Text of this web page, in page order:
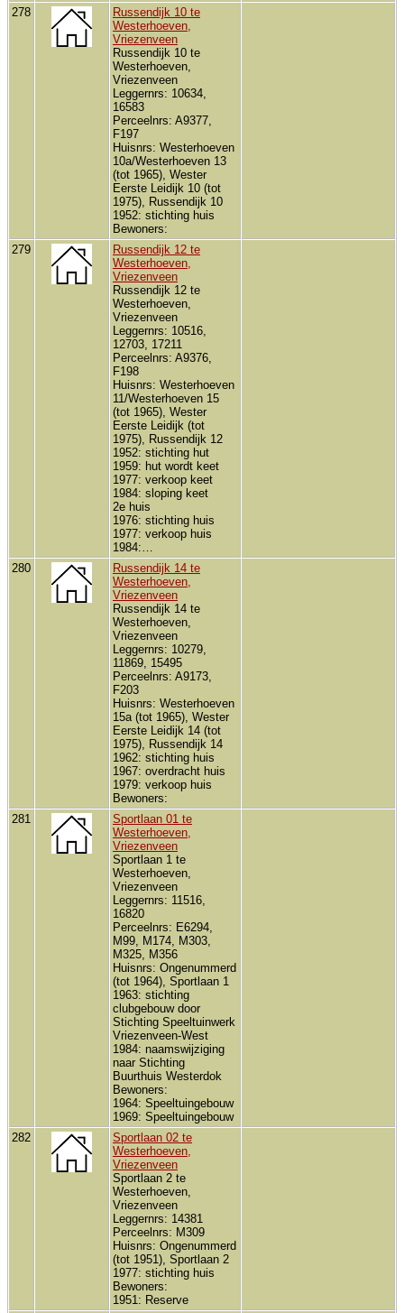
278
Russendijk 10 te
Westerhoeven,
Vriezenveen
Russendijk 10 te
Westerhoeven,
Vriezenveen
Leggernrs: 10634,
16583
Perceelnrs: A9377,
F197
Huisnrs: Westerhoeven
10a/Westerhoeven 13
(tot 1965), Wester
Eerste Leidijk 10 (tot
1975), Russendijk 10
1952: stichting huis
Bewoners:
279
Russendijk 12 te
Westerhoeven,
Vriezenveen
Russendijk 12 te
Westerhoeven,
Vriezenveen
Leggernrs: 10516,
12703, 17211
Perceelnrs: A9376,
F198
Huisnrs: Westerhoeven
11/Westerhoeven 15
(tot 1965), Wester
Eerste Leidijk (tot
1975), Russendijk 12
1952: stichting hut
1959: hut wordt keet
1977: verkoop keet
1984: sloping keet
2e huis
1976: stichting huis
1977: verkoop huis
1984:…
280
Russendijk 14 te
Westerhoeven,
Vriezenveen
Russendijk 14 te
Westerhoeven,
Vriezenveen
Leggernrs: 10279,
11869, 15495
Perceelnrs: A9173,
F203
Huisnrs: Westerhoeven
15a (tot 1965), Wester
Eerste Leidijk 14 (tot
1975), Russendijk 14
1962: stichting huis
1967: overdracht huis
1979: verkoop huis
Bewoners:
281
Sportlaan 01 te
Westerhoeven,
Vriezenveen
Sportlaan 1 te
Westerhoeven,
Vriezenveen
Leggernrs: 11516,
16820
Perceelnrs: E6294,
M99, M174, M303,
M325, M356
Huisnrs: Ongenummerd
(tot 1964), Sportlaan 1
1963: stichting
clubgebouw door
Stichting Speeltuinwerk
Vriezenveen-West
1984: naamswijziging
naar Stichting
Buurthuis Westerdok
Bewoners:
1964: Speeltuingebouw
1969: Speeltuingebouw
282
Sportlaan 02 te
Westerhoeven,
Vriezenveen
Sportlaan 2 te
Westerhoeven,
Vriezenveen
Leggernrs: 14381
Perceelnrs: M309
Huisnrs: Ongenummerd
(tot 1951), Sportlaan 2
1977: stichting huis
Bewoners:
1951: Reserve